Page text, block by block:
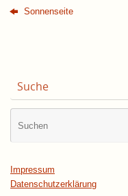
Sonnenseite
Suche
Impressum
Datenschutzerklärung